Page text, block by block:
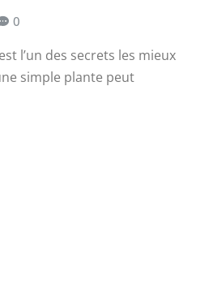
0
l’un des secrets les mieux
simple plante peut